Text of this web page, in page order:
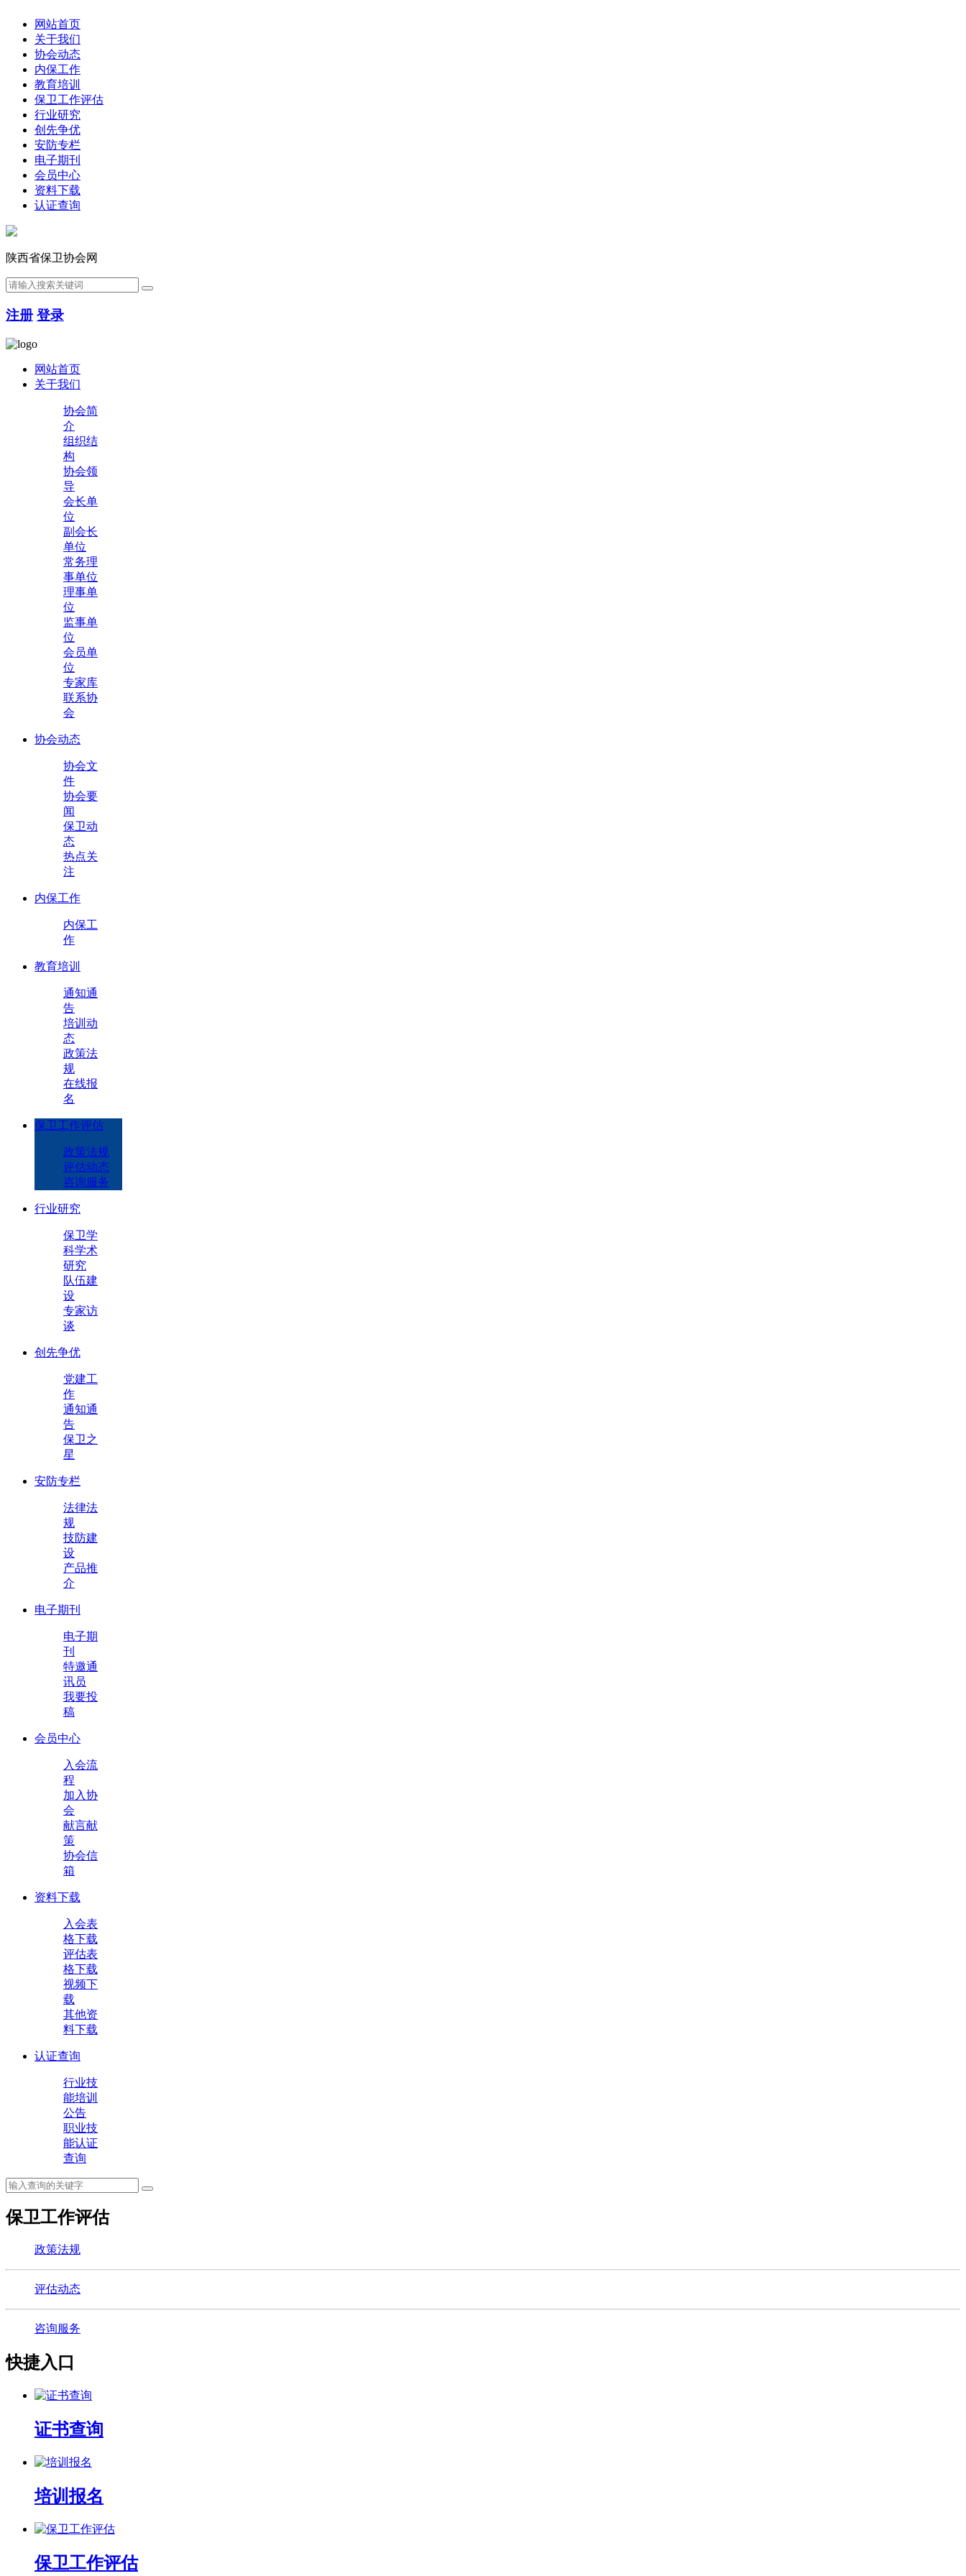
网站首页
关于我们
协会动态
内保工作
教育培训
保卫工作评估
行业研究
创先争优
安防专栏
电子期刊
会员中心
资料下载
认证查询
陕西省保卫协会网
注册 登录
网站首页
关于我们
协会简
介
组织结
构
协会领
导
会长单
位
副会长
单位
常务理
事单位
理事单
位
监事单
位
会员单
位
专家库
联系协
会
协会动态
协会文
件
协会要
闻
保卫动
态
热点关
注
内保工作
内保工
作
教育培训
通知通
告
培训动
态
政策法
规
在线报
名
保卫工作评估
政策法规
评估动态
咨询服务
行业研究
保卫学
科学术
研究
队伍建
设
专家访
谈
创先争优
党建工
作
通知通
告
保卫之
星
安防专栏
法律法
规
技防建
设
产品推
介
电子期刊
电子期
刊
特邀通
讯员
我要投
稿
会员中心
入会流
程
加入协
会
献言献
策
协会信
箱
资料下载
入会表
格下载
评估表
格下载
视频下
载
其他资
料下载
认证查询
行业技
能培训
公告
职业技
能认证
查询
保卫工作评估
政策法规
评估动态
咨询服务
快捷入口
证书查询
培训报名
保卫工作评估